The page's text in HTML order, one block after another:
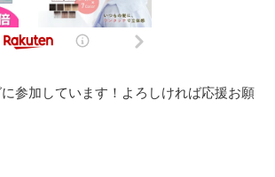
参加しています！よろしければ応援お願